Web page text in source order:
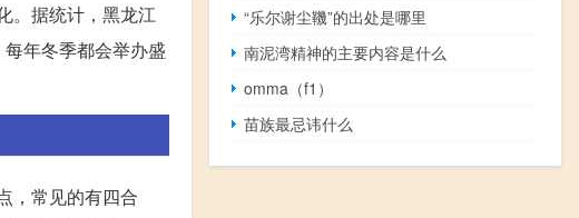
。据统计，黑龙江
年冬季都会举办盛
，常见的有四合
“乐尔谢尘鞿”的出处是哪里
南泥湾精神的主要内容是什么
omma（f1）
苗族最忌讳什么